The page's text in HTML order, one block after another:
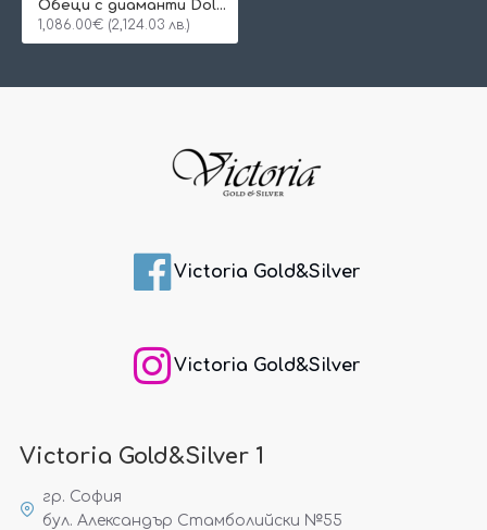
Oбеци с диаманти Dolce
1,086.00€ (2,124.03 лв.)
Victoria Gold&Silver
Victoria Gold&Silver
Victoria Gold&Silver 1
гр. София
бул. Александър Стамболийски №55